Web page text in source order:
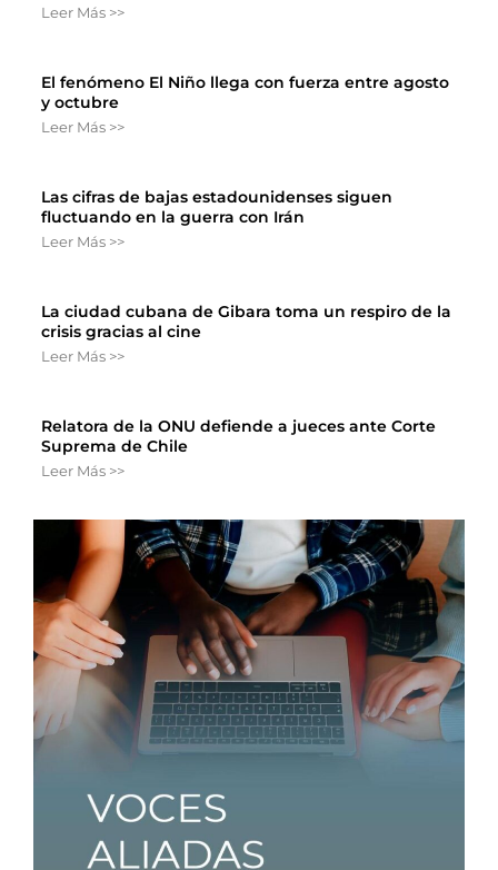
Leer Más >>
El fenómeno El Niño llega con fuerza entre agosto
y octubre
Leer Más >>
Las cifras de bajas estadounidenses siguen
fluctuando en la guerra con Irán
Leer Más >>
La ciudad cubana de Gibara toma un respiro de la
crisis gracias al cine
Leer Más >>
Relatora de la ONU defiende a jueces ante Corte
Suprema de Chile
Leer Más >>